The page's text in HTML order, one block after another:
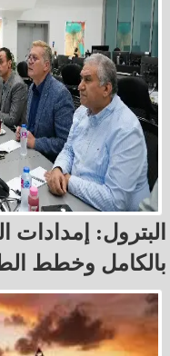
البترول: إمدادات
بالكامل وخطط